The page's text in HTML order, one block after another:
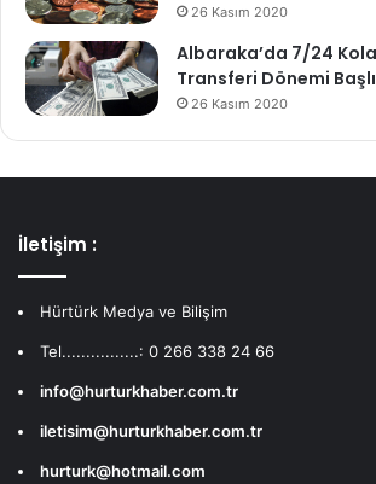
26 Kasım 2020
Albaraka’da 7/24
Transferi Dönemi
26 Kasım 2020
İletişim :
Hürtürk Medya ve Bilişim
Tel................: 0 266 338 24 66
info@hurturkhaber.com.tr
iletisim@hurturkhaber.com.tr
hurturk@hotmail.com